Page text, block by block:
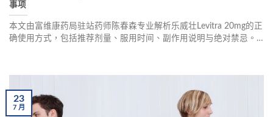
事项
本文由富维康药局驻站药师陈春森专业解析乐威壮Levitra 20mg的正
确使用方式，包括推荐剂量、服用时间、副作用说明与绝对禁忌。
23
7月